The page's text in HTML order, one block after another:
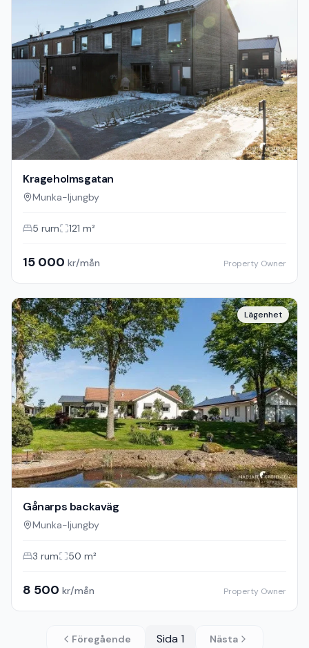
Krageholmsgatan
Munka-ljungby
5 rum 121 m²
15 000 kr/mån Property Owner
Lägenhet
Gånarps backaväg
Munka-ljungby
3 rum 50 m²
8 500 kr/mån Property Owner
Föregående Sida 1 Nästa